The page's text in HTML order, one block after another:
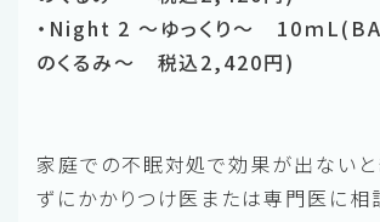
・Night 2 ～ゆっくり～ 10ｍ
のくるみ～ 税込2,420円)
家庭での不眠対処で効果が出ない
ずにかかりつけ医または専門医に相